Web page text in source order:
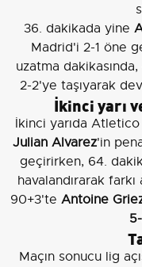
36. dakikada yine
Madrid'i 2-1 öne
uzatma
2-2'ye taşıyarak
İkinci yarı
İkinci yarıda Atletico
Julian Alvarez'in
geçirirken, 64.
havalandırarak farkı
90+3'te Antoine
Maçın sonucu lig